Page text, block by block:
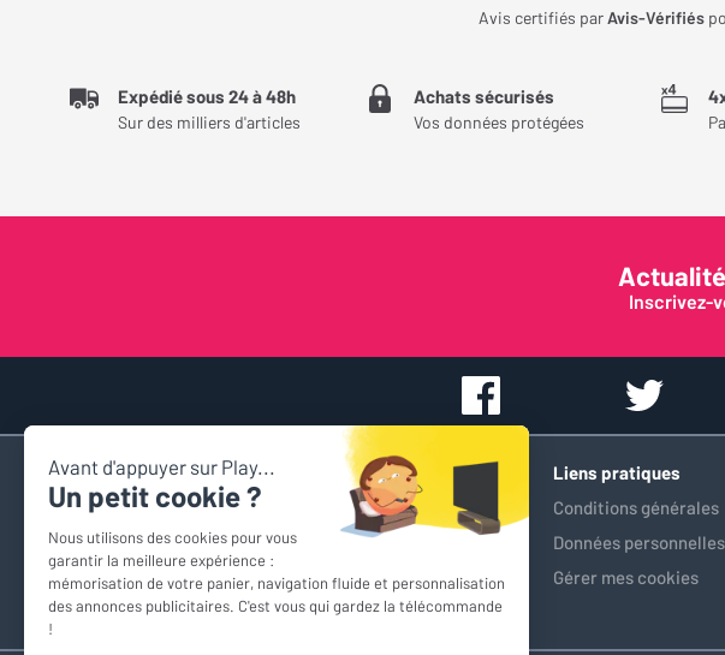
Avis certifiés parAvis-Vérifiés
Expédié sous 24 à 48h
Sur des milliers d'articles
Achats sécurisés
Vos données protégées
Inscrivez-
Accès rapide
Nous contacter
Espace personnel
Devis personnalisés
Comparateur
Liens pratiques
Conditions générales
Données personnelles
Gérer mes cookies